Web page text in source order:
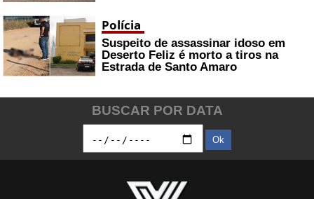
Polícia
Suspeito de assassinar idoso em
Deserto Feliz é morto a tiros na
Estrada de Santo Amaro
BUSCAR POR DATA
Ok